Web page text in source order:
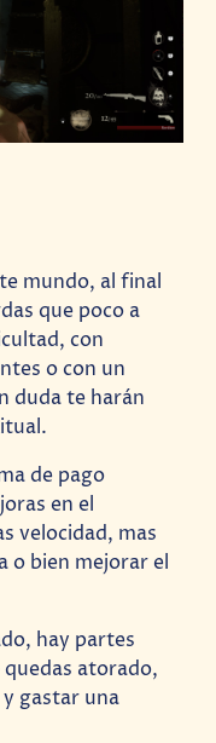
mundo, al final
que poco a
con
o con un
duda te harán
de pago
en el
velocidad, mas
o bien mejorar el
hay partes
atorado,
gastar una